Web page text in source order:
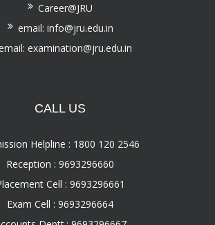
Career@JRU
email: info@jru.edu.in
examination@jru.edu.in
CALL US
Helpline : 1800 120 2546
Reception : 9693296660
Cell : 9693296661
Exam Cell : 9693296664